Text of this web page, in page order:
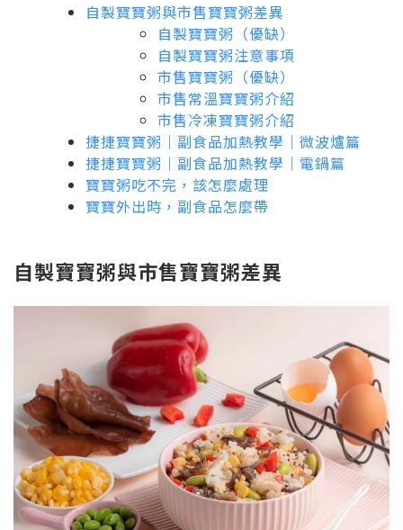
自製寶寶粥與市售寶寶粥差異
自製寶寶粥（優缺）
自製寶寶粥注意事項
市售寶寶粥（優缺）
市售常溫寶寶粥介紹
市售冷凍寶寶粥介紹
捷捷寶寶粥｜副食品加熱教學｜微波爐篇
捷捷寶寶粥｜副食品加熱教學｜電鍋篇
寶寶粥吃不完，該怎麼處理
寶寶外出時，副食品怎麼帶
自製寶寶粥與市售寶寶粥差異